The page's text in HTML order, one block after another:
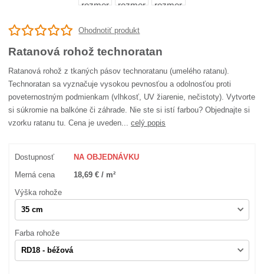
Ohodnotiť produkt
Ratanová rohož technoratan
Ratanová rohož z tkaných pásov technoratanu (umelého ratanu).
Technoratan sa vyznačuje vysokou pevnosťou a odolnosťou proti
poveternostným podmienkam (vlhkosť, UV žiarenie, nečistoty). Vytvorte
si súkromie na balkóne či záhrade. Nie ste si istí farbou? Objednajte si
vzorku ratanu tu. Cena je uveden...celý popis
Dostupnosť NA OBJEDNÁVKU
Merná cena 18,69 € / m²
Výška rohože
Farba rohože